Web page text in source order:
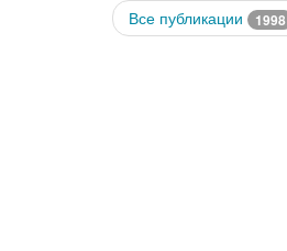
Все публикации 1998